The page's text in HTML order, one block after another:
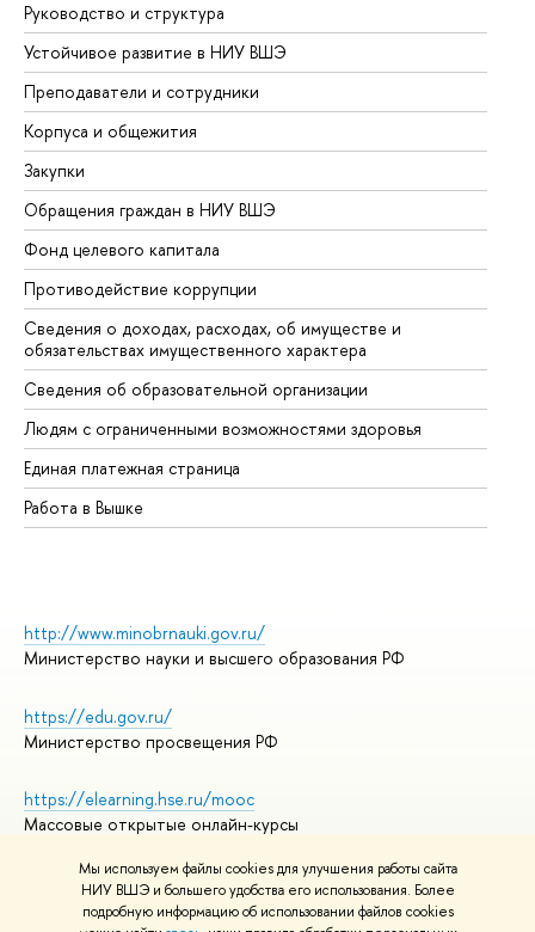
Мы используем файлы cookies для улучшения работы сайта
НИУ ВШЭ и большего удобства его использования. Более
подробную информацию об использовании файлов cookies
Руководство и структура
Устойчивое развитие в НИУ ВШЭ
Преподаватели и сотрудники
Корпуса и общежития
Закупки
Обращения граждан в НИУ ВШЭ
Фонд целевого капитала
Противодействие коррупции
Сведения о доходах, расходах, об имуществе и
обязательствах имущественного характера
Сведения об образовательной организации
Людям с ограниченными возможностями здоровья
Единая платежная страница
Работа в Вышке
http://www.minobrnauki.gov.ru/
Министерство науки и высшего образования РФ
https://edu.gov.ru/
Министерство просвещения РФ
https://elearning.hse.ru/mooc
Массовые открытые онлайн-курсы
© НИУ ВШЭ 1993–2026 Адреса и контакты